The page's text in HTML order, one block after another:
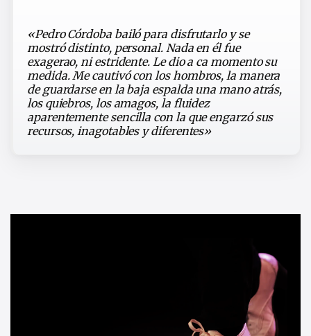
«Pedro Córdoba bailó para disfrutarlo y se
mostró distinto, personal. Nada en él fue
exagerao, ni estridente. Le dio a ca momento su
medida. Me cautivó con los hombros, la manera
de guardarse en la baja espalda una mano atrás,
los quiebros, los amagos, la fluidez
aparentemente sencilla con la que engarzó sus
recursos, inagotables y diferentes»